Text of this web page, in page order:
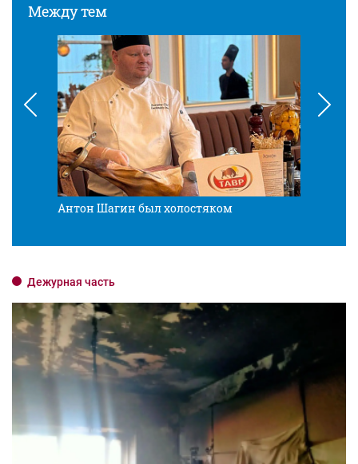
Между тем
Антон Шагин был холостяком
Дежурная часть